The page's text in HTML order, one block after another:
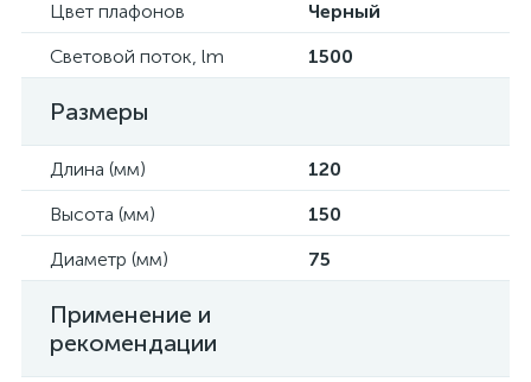
Цвет плафонов
Черный
Световой поток, lm
1500
Размеры
Длина (мм)
120
Высота (мм)
150
Диаметр (мм)
75
Применение и
рекомендации